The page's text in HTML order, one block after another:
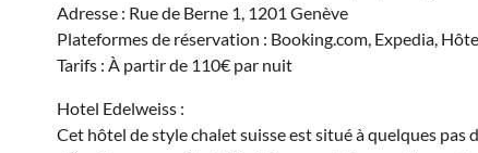
Adresse : Rue de Berne 1, 1201 Genève
Plateformes de réservation : Booking.com, Expedia,
Tarifs : À partir de 110€ par nuit
Hotel Edelweiss :
Cet hôtel de style chalet suisse est situé à quelques pas